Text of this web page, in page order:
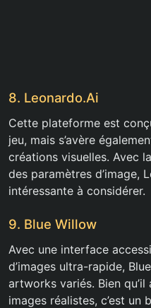
8. Leonardo.Ai
Cette plateforme est
jeu, mais s’avère
créations visuelles. Avec
des paramètres d’image,
intéressante à considérer.
9. Blue Willow
Avec une interface
d’images ultra-rapide,
artworks variés. Bien
images réalistes, c’est un